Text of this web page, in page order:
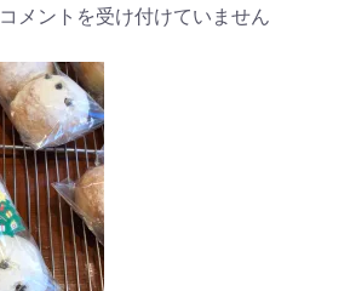
コメントを受け付けていません